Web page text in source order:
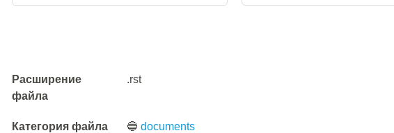
Расширение
файла
.rst
Категория файла 🔵documents